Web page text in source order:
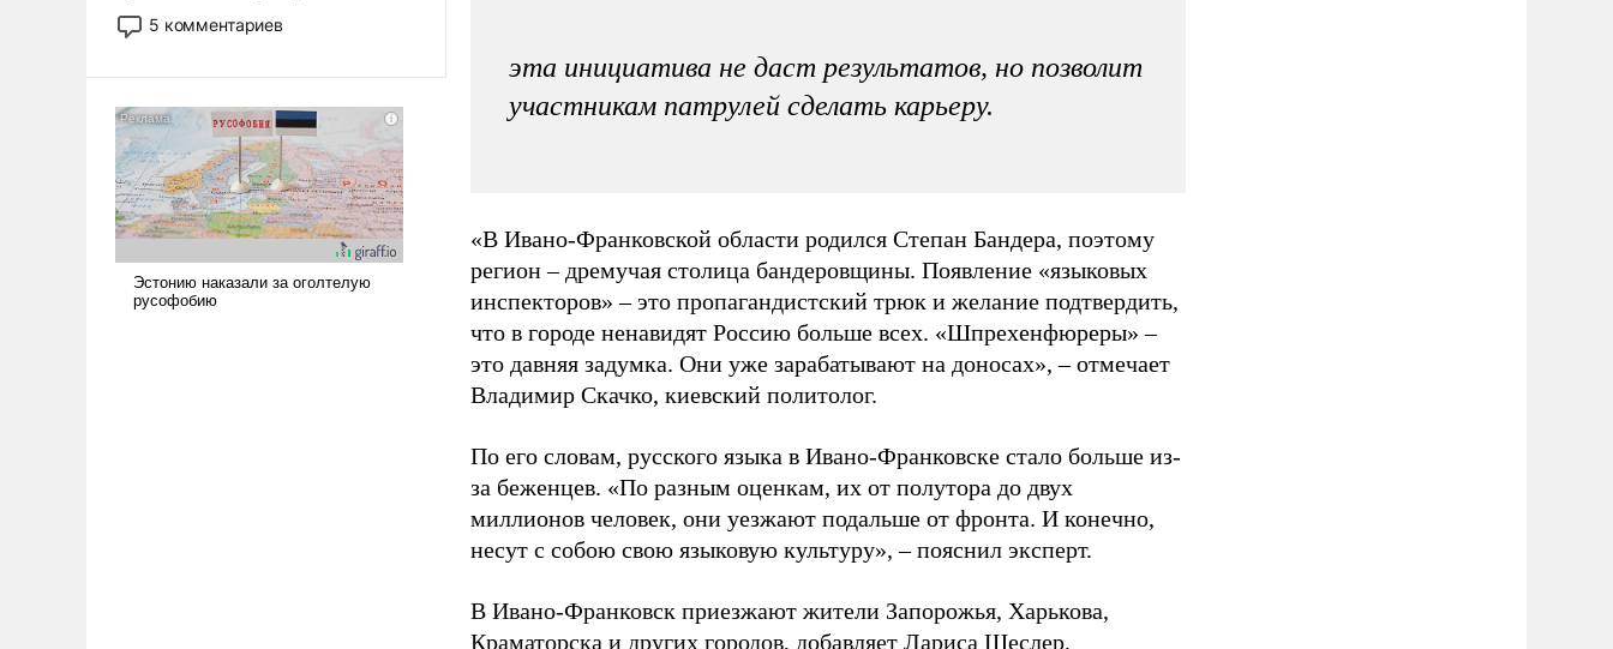
обыденностью. Задача по созданию
такого корабля очень сложна и
наши боевые возможности.
5 комментариев
эта инициатива не даст результатов, но позволит
участникам патрулей сделать карьеру.
«В Ивано-Франковской области родился Степан Бандера, поэтому
регион – дремучая столица бандеровщины. Появление «языковых
инспекторов» – это пропагандистский трюк и желание подтвердить,
что в городе ненавидят Россию больше всех. «Шпрехенфюреры» –
это давняя задумка. Они уже зарабатывают на доносах», – отмечает
Владимир Скачко, киевский политолог.
По его словам, русского языка в Ивано-Франковске стало больше из-
за беженцев. «По разным оценкам, их от полутора до двух
миллионов человек, они уезжают подальше от фронта. И конечно,
несут с собою свою языковую культуру», – пояснил эксперт.
В Ивано-Франковск приезжают жители Запорожья, Харькова,
Краматорска и других городов, добавляет Лариса Шеслер,